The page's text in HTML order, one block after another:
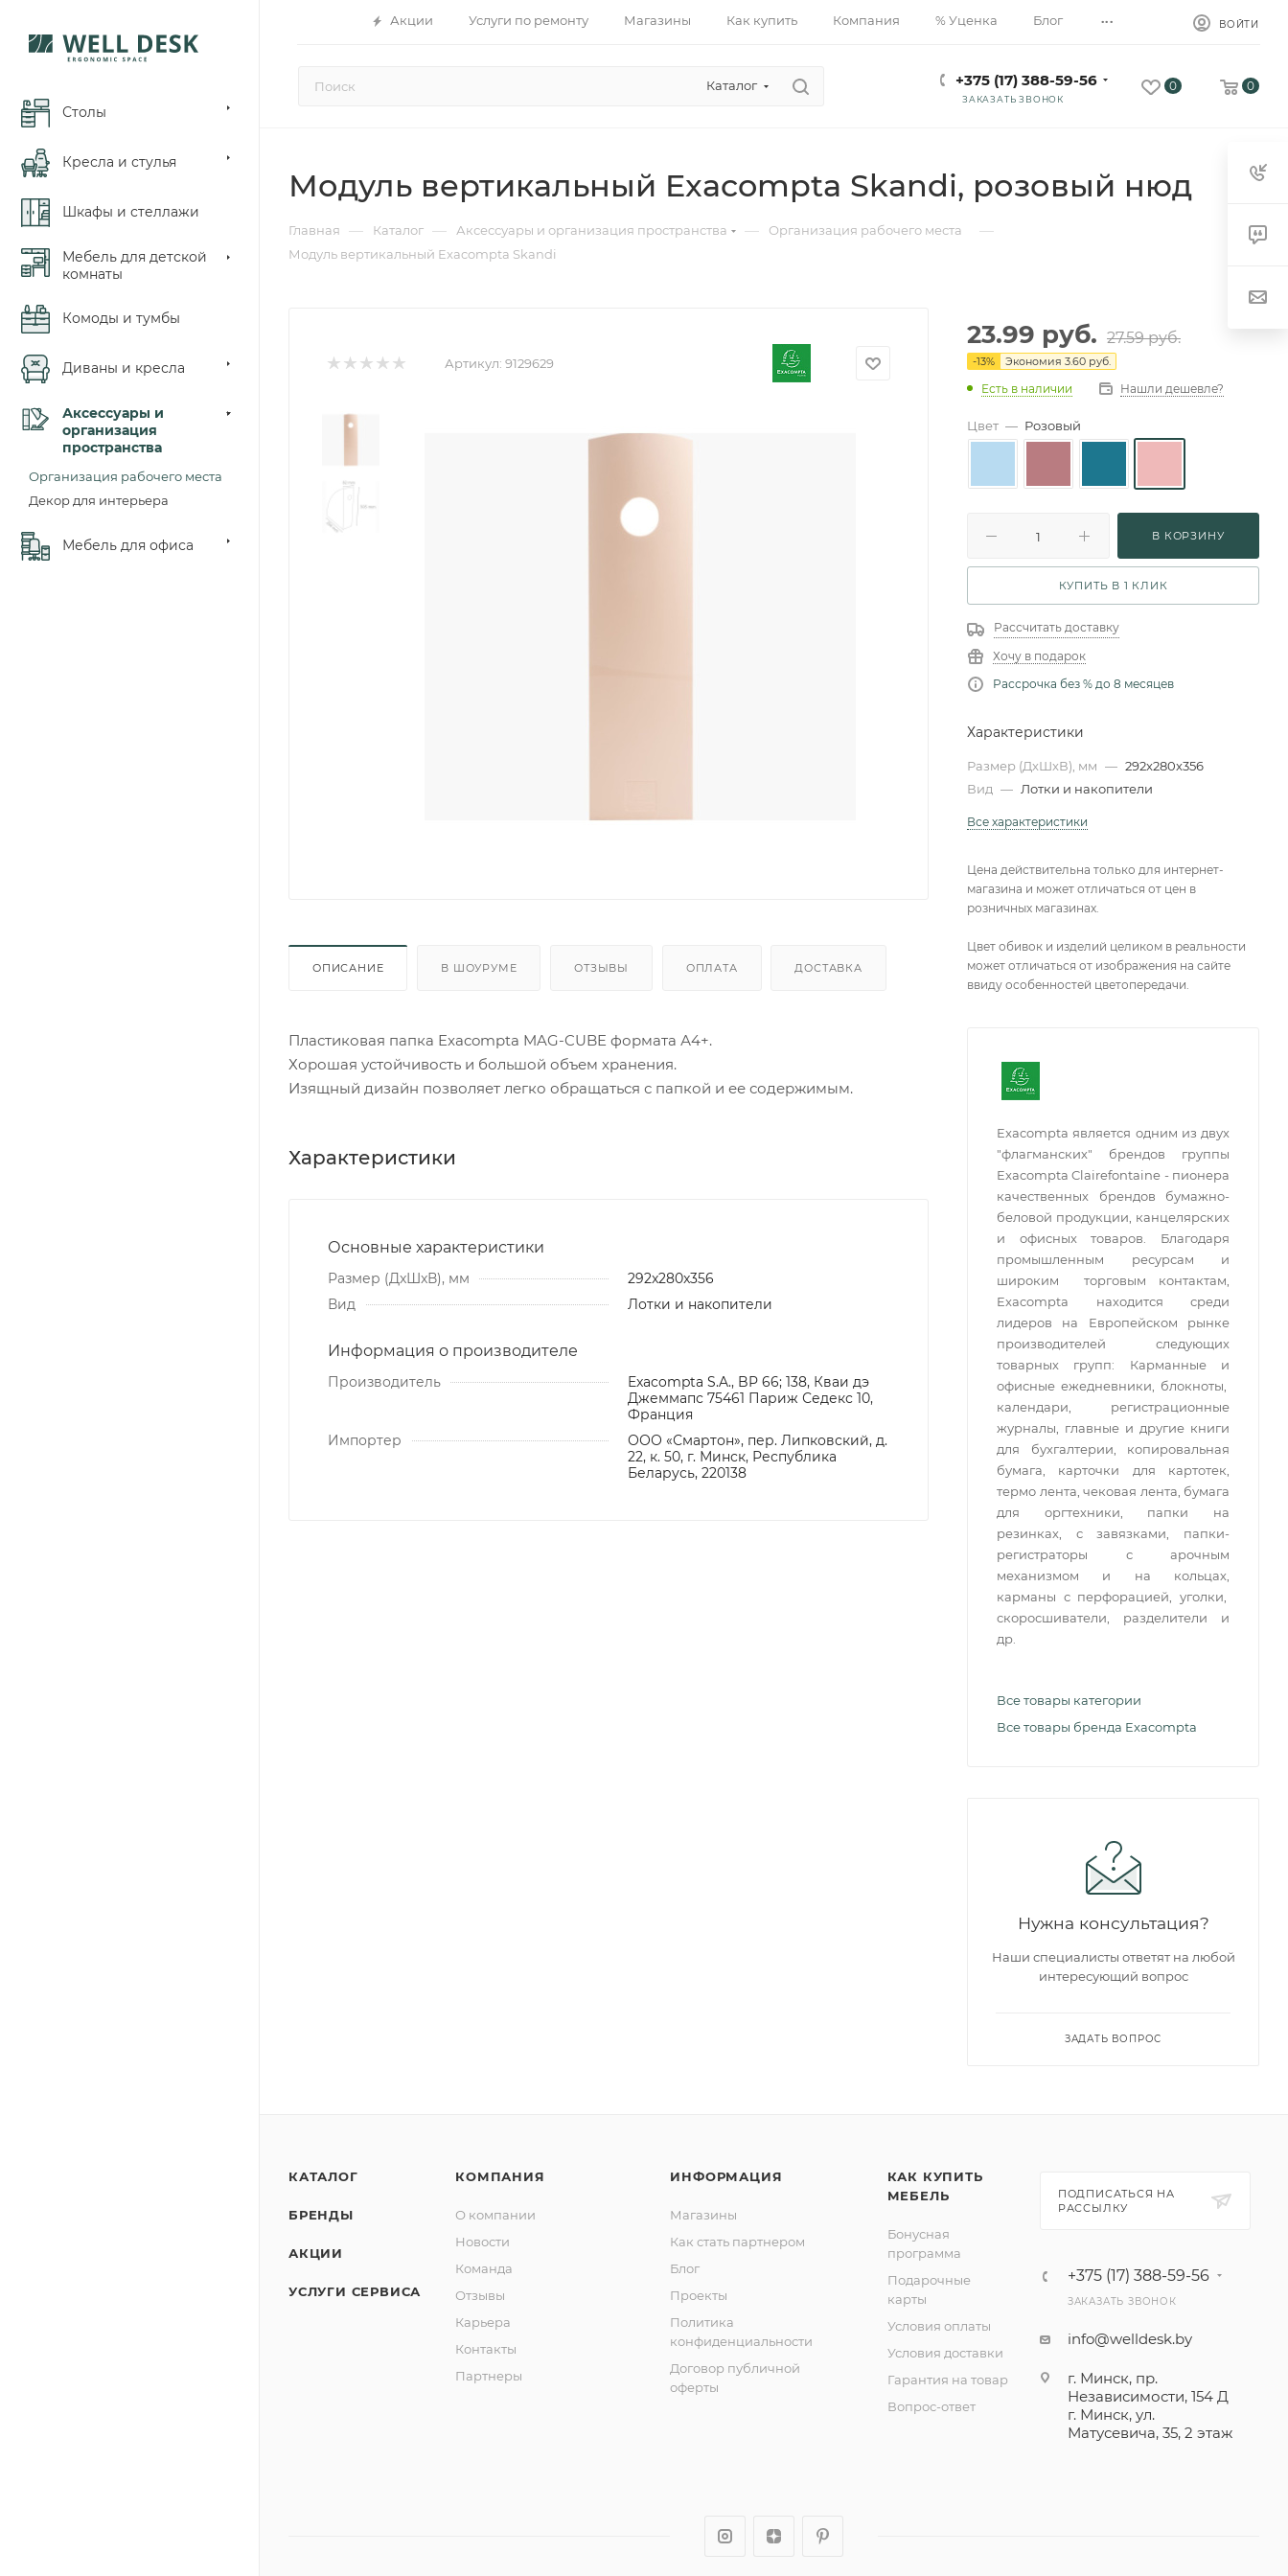
Акции Услуги по ремонту Магазины Как купить Компания % Уценка Блог ... ВОЙТИ
Каталог +375 (17) 388-59-56
ЗАКАЗАТЬ ЗВОНОК
0 0
Столы
Кресла и стулья
Шкафы и стеллажи
Мебель для детской
комнаты
Комоды и тумбы
Диваны и кресла
Аксессуары и
организация
пространства
Организация рабочего места
Декор для интерьера
Мебель для офиса
Модуль вертикальный Exacompta Skandi, розовый нюд
Главная — Каталог — Аксессуары и организация пространства — Организация рабочего места —
Модуль вертикальный Exacompta Skandi
Артикул: 9129629
ОПИСАНИЕ В ШОУРУМЕ ОТЗЫВЫ ОПЛАТА ДОСТАВКА
Пластиковая папка Exacompta MAG-CUBE формата А4+.
Хорошая устойчивость и большой объем хранения.
Изящный дизайн позволяет легко обращаться с папкой и ее содержимым.
Характеристики
Основные характеристики
Размер (ДxШxВ), мм
292x280x356
Вид
Лотки и накопители
Информация о производителе
Производитель
Exacompta S.A., BP 66; 138, Кваи дэ
Джеммапс 75461 Париж Седекс 10,
Франция
Импортер
ООО «Смартон», пер. Липковский, д.
22, к. 50, г. Минск, Республика
Беларусь, 220138
23.99 руб. 27.59руб.
-13% Экономия 3.60 руб.
Есть в наличии Нашли дешевле?
Цвет — Розовый
В КОРЗИНУ
КУПИТЬ В 1 КЛИК
Рассчитать доставку
Хочу в подарок
Рассрочка без % до 8 месяцев
Характеристики
Размер (ДxШxВ), мм — 292x280x356
Вид — Лотки и накопители
Все характеристики
Цена действительна только для интернет-
магазина и может отличаться от цен в
розничных магазинах.
Цвет обивок и изделий целиком в реальности
может отличаться от изображения на сайте
ввиду особенностей цветопередачи.
Exacompta является одним из двух
"флагманских" брендов группы
Exacompta Clairefontaine - пионера
качественных брендов бумажно-
беловой продукции, канцелярских
и офисных товаров. Благодаря
промышленным ресурсам и
широким торговым контактам,
Exacompta находится среди
лидеров на Европейском рынке
производителей следующих
товарных групп: Карманные и
офисные ежедневники, блокноты,
календари, регистрационные
журналы, главные и другие книги
для бухгалтерии, копировальная
бумага, карточки для картотек,
термо лента, чековая лента, бумага
для оргтехники, папки на
резинках, с завязками, папки-
регистраторы с арочным
механизмом и на кольцах,
карманы с перфорацией, уголки,
скоросшиватели, разделители и
др.
Все товары категории
Все товары бренда Exacompta
Нужна консультация?
Наши специалисты ответят на любой
интересующий вопрос
ЗАДАТЬ ВОПРОС
КАТАЛОГ
БРЕНДЫ
АКЦИИ
УСЛУГИ СЕРВИСА
КОМПАНИЯ
О компании
Новости
Команда
Отзывы
Карьера
Контакты
Партнеры
ИНФОРМАЦИЯ
Магазины
Как стать партнером
Блог
Проекты
Политика
конфиденциальности
Договор публичной
оферты
КАК КУПИТЬ
МЕБЕЛЬ
Бонусная
программа
Подарочные
карты
Условия оплаты
Условия доставки
Гарантия на товар
Вопрос-ответ
ПОДПИСАТЬСЯ НА
РАССЫЛКУ
+375 (17) 388-59-56
ЗАКАЗАТЬ ЗВОНОК
info@welldesk.by
г. Минск, пр.
Независимости, 154 Д
г. Минск, ул.
Матусевича, 35, 2 этаж